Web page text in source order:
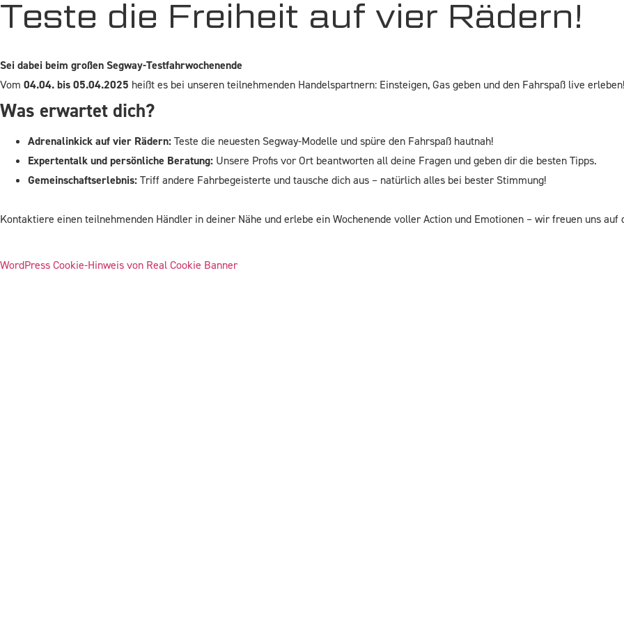
Teste die Freiheit auf vier Rädern!
Sei dabei beim großen Segway-Testfahrwochenende
Vom 04.04. bis 05.04.2025 heißt es bei unseren teilnehmenden Handelspartnern: Einsteigen, Gas geben und den Fahrspaß live erleben!
Was erwartet dich?
Adrenalinkick auf vier Rädern:Teste die neuesten Segway-Modelle und spüre den Fahrspaß hautnah!
Expertentalk und persönliche Beratung: Unsere Profis vor Ort beantworten all deine Fragen und geben dir die besten Tipps.
Gemeinschaftserlebnis:Triff andere Fahrbegeisterte und tausche dich aus – natürlich alles bei bester Stimmung!
Kontaktiere einen teilnehmenden Händler in deiner Nähe und erlebe ein Wochenende voller Action und Emotionen – wir freuen uns auf
WordPress Cookie-Hinweis von Real Cookie Banner